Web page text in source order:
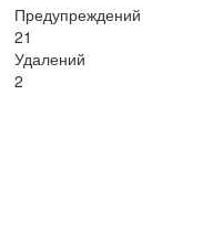
Предупреждений
21
Удалений
2